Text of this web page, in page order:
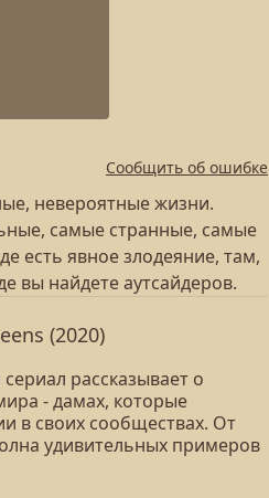
Сообщить об ошибке
невероятные жизни.
самые странные, самые
есть явное злодеяние, там,
вы найдете аутсайдеров.
(2020)
рассказывает о
- дамах, которые
в своих сообществах. От
удивительных примеров